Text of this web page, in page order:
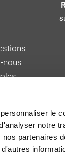
le
notre
partenaires
nous
de livraison